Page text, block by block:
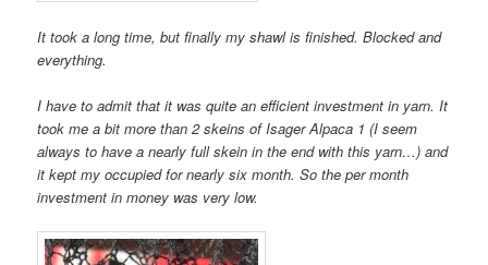
It took a long time, but finally my shawl is finished. Blocked and
everything.
I have to admit that it was quite an efficient investment in yarn. It
took me a bit more than 2 skeins of Isager Alpaca 1 (I seem
always to have a nearly full skein in the end with this yarn…) and
it kept my occupied for nearly six month. So the per month
investment in money was very low.